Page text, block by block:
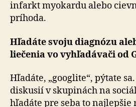
infarkt myokardu alebo
príhoda.
Hľadáte svoju diagnózu
liečenia vo vyhľadávači od
Hľadáte, „googlite“, pýtate
diskusií v skupinách na
hľadáte pre seba to najlepšie